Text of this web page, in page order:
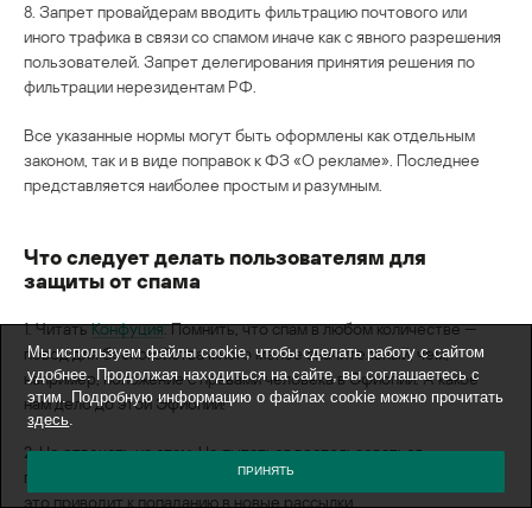
8. Запрет провайдерам вводить фильтрацию почтового или
иного трафика в связи со спамом иначе как с явного разрешения
пользователей. Запрет делегирования принятия решения по
фильтрации нерезидентам РФ.
Все указанные нормы могут быть оформлены как отдельным
законом, так и в виде поправок к ФЗ «О рекламе». Последнее
представляется наиболее простым и разумным.
Что следует делать пользователям для
защиты от спама
1. ЧитатьКонфуция. Помнить, что спам в любом количестве —
повод для беспокойства много менее значительный, чем,
например, положение с правами человека в Эфиопии. А какое
нам дело до этой Эфиопии!
2. Не отвечать на спам. Не пытаться воспользоваться
предлагаемым механизмом «отписки от рассылки». Чаще всего
это приводит к попаданию в новые рассылки.
Мы используем файлы cookie, чтобы сделать работу с сайтом
удобнее. Продолжая находиться на сайте, вы соглашаетесь с
этим. Подробную информацию о файлах cookie можно прочитать
здесь.
ПРИНЯТЬ